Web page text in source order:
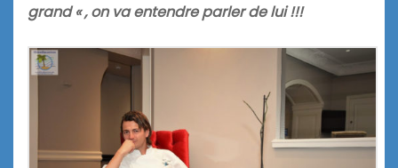
grand « , on va entendre parler de lui !!!